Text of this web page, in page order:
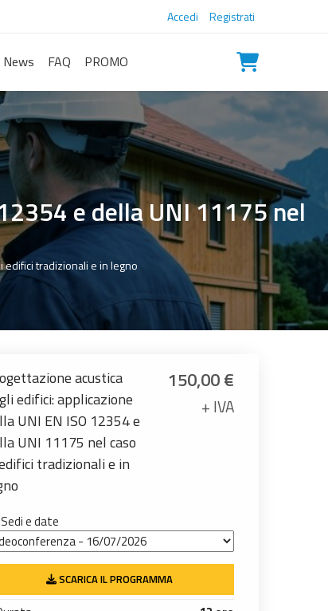
Accedi Registrati
News FAQ PROMO
e della UNI 11175 nel
edifici tradizionali e in legno
acustica
edifici: applicazione
UNI EN ISO 12354 e
UNI 11175 nel caso
tradizionali e in
150,00€
+ IVA
Sedi e date
SCARICA IL PROGRAMMA